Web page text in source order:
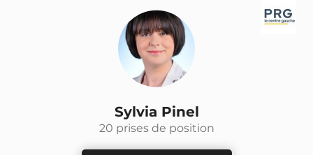
Sylvia Pinel
20 prises de position